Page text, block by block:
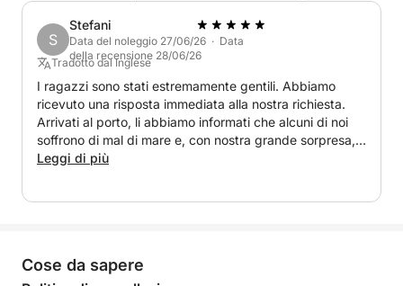
S
Stefani
Data del noleggio 27/06/26 · Data
della recensione 28/06/26
Tradotto dal Inglese
I ragazzi sono stati estremamente gentili. Abbiamo
ricevuto una risposta immediata alla nostra richiesta.
Arrivati al porto, li abbiamo informati che alcuni di noi
soffrono di mal di mare e, con nostra grande sorpresa,
questa volta non abbiamo avuto alcun problema, il che
Leggi di più
Cose da sapere